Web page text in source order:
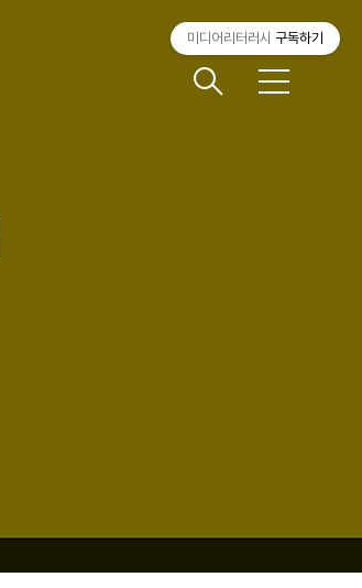
메
미디어리터러시 구독하기